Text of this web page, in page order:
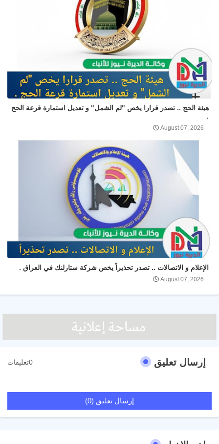
هيئة الحج .. تصدر قرارا يخص "لم الشمل" و تعديل استمارة قرعة الحج
.
August 07, 2026
الإعلام و الاتصالات .. تصدر تحذيراً يخص شركة ستارلنك في العراق .
August 07, 2026
إرسال تعليق 0تعليقات
إرسال تعليق (0)